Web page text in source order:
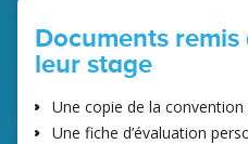
Documents
leur stage
Une copie de la
Une fiche d’évaluation